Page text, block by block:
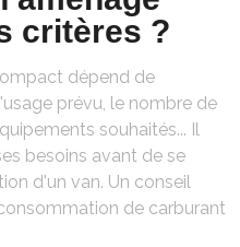
critères ?
dépend de
prévu, le nombre de
souhaités... Il
besoins avant de se
d'un van. Un conseil
de carburant